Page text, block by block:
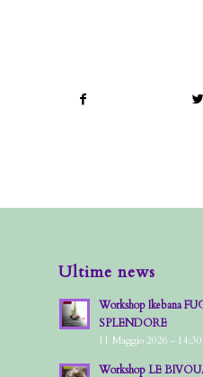
Ultime news
Workshop Ikebana
SPLENDORE
11 Maggio 2026 - 14:30
Workshop LE